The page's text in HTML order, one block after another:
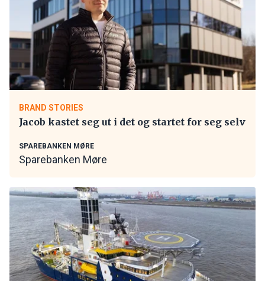
BRAND STORIES
Jacob kastet seg ut i det og startet for seg selv
SPAREBANKEN MØRE
Sparebanken Møre